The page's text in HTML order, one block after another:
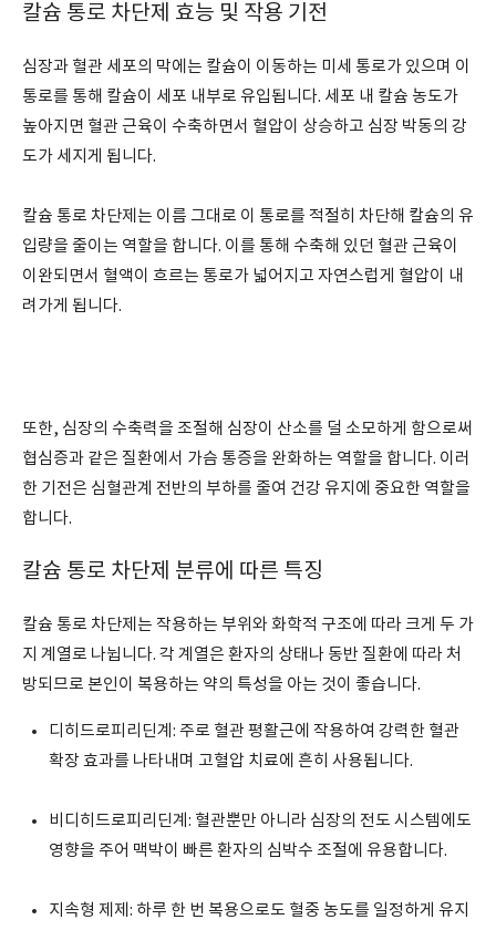
칼슘 통로 차단제 효능 및 작용 기전
심장과 혈관 세포의 막에는 칼슘이 이동하는 미세 통로가 있으며 이
통로를 통해 칼슘이 세포 내부로 유입됩니다. 세포 내 칼슘 농도가
높아지면 혈관 근육이 수축하면서 혈압이 상승하고 심장 박동의 강
도가 세지게 됩니다.
칼슘 통로 차단제는 이름 그대로 이 통로를 적절히 차단해 칼슘의 유
입량을 줄이는 역할을 합니다. 이를 통해 수축해 있던 혈관 근육이
이완되면서 혈액이 흐르는 통로가 넓어지고 자연스럽게 혈압이 내
려가게 됩니다.
또한, 심장의 수축력을 조절해 심장이 산소를 덜 소모하게 함으로써
협심증과 같은 질환에서 가슴 통증을 완화하는 역할을 합니다. 이러
한 기전은 심혈관계 전반의 부하를 줄여 건강 유지에 중요한 역할을
합니다.
칼슘 통로 차단제 분류에 따른 특징
칼슘 통로 차단제는 작용하는 부위와 화학적 구조에 따라 크게 두 가
지 계열로 나뉩니다. 각 계열은 환자의 상태나 동반 질환에 따라 처
방되므로 본인이 복용하는 약의 특성을 아는 것이 좋습니다.
디히드로피리딘계: 주로 혈관 평활근에 작용하여 강력한 혈관
확장 효과를 나타내며 고혈압 치료에 흔히 사용됩니다.
비디히드로피리딘계: 혈관뿐만 아니라 심장의 전도 시스템에도
영향을 주어 맥박이 빠른 환자의 심박수 조절에 유용합니다.
지속형 제제: 하루 한 번 복용으로도 혈중 농도를 일정하게 유지